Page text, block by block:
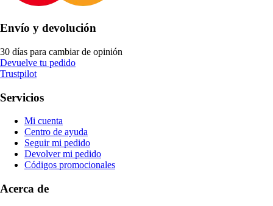
Envío y devolución
30 días para cambiar de opinión
Devuelve tu pedido
Trustpilot
Servicios
Mi cuenta
Centro de ayuda
Seguir mi pedido
Devolver mi pedido
Códigos promocionales
Acerca de